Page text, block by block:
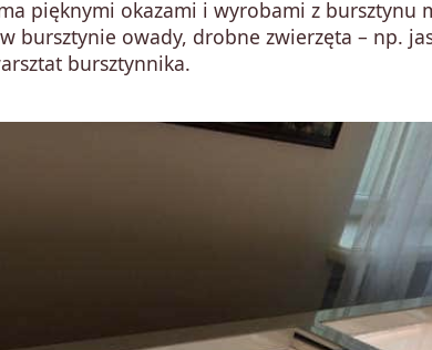
pięknymi okazami i wyrobami z bursztynu
bursztynie owady, drobne zwierzęta – np.
bursztynnika.